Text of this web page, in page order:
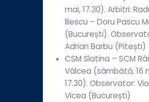
mai, 17.30). Arbitri:
Iliescu – Doru Pascu
(București).
Adrian Barbu (Pitești)
CSM Slatina – SCM
Vâlcea (sâmbătă, 16
17.30). Observator:
Vicea (București)